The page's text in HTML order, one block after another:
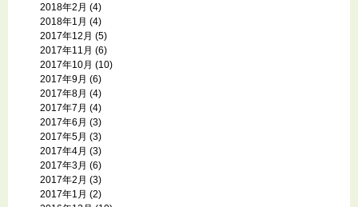
2018年2月 (4)
2018年1月 (4)
2017年12月 (5)
2017年11月 (6)
2017年10月 (10)
2017年9月 (6)
2017年8月 (4)
2017年7月 (4)
2017年6月 (3)
2017年5月 (3)
2017年4月 (3)
2017年3月 (6)
2017年2月 (3)
2017年1月 (2)